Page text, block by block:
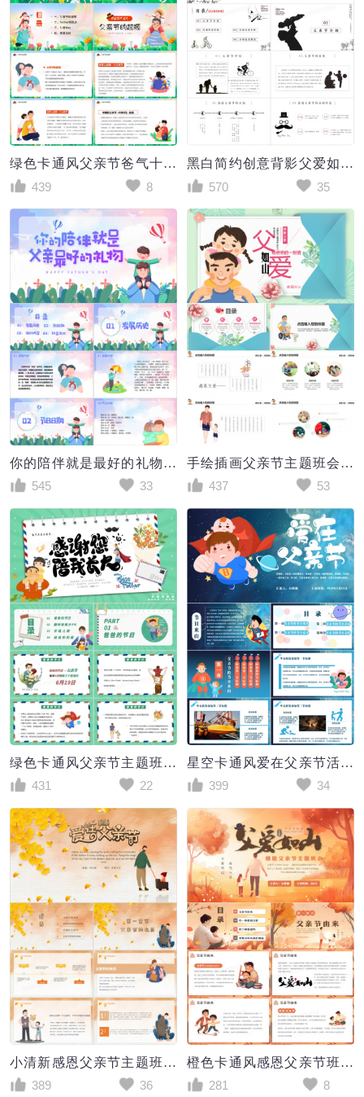
绿色卡通风父亲节爸气十足PPT模板
439
8
黑白简约创意背影父爱如山感恩父亲节活动策划PPT模板
570
35
你的陪伴就是最好的礼物父亲节PPT模版
545
33
手绘插画父亲节主题班会PPT模板
437
53
绿色卡通风父亲节主题班会PPT模板
431
22
星空卡通风爱在父亲节活动策划PPT模板
399
34
小清新感恩父亲节主题班会PPT模板
389
36
橙色卡通风感恩父亲节班会PPT模板
281
8